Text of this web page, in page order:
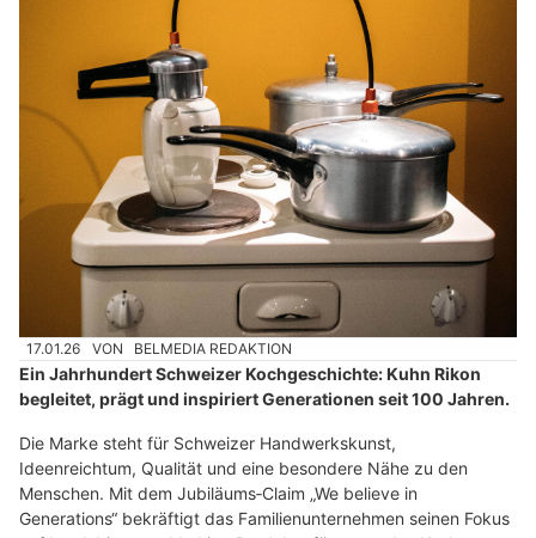
17.01.26 VON BELMEDIA REDAKTION
Ein Jahrhundert Schweizer Kochgeschichte: Kuhn Rikon
begleitet, prägt und inspiriert Generationen seit 100 Jahren.
Die Marke steht für Schweizer Handwerkskunst,
Ideenreichtum, Qualität und eine besondere Nähe zu den
Menschen. Mit dem Jubiläums‑Claim „We believe in
Generations“ bekräftigt das Familienunternehmen seinen Fokus